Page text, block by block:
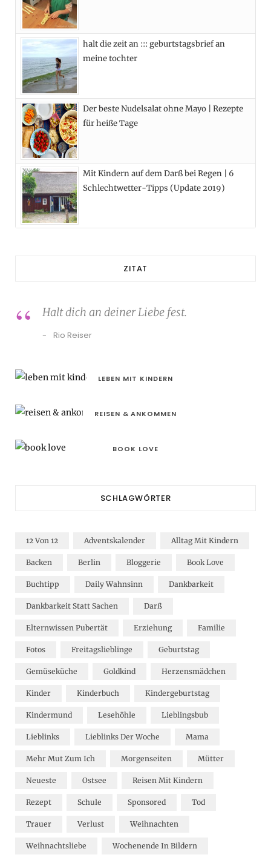
halt die zeit an ::: geburtstagsbrief an
meine tochter
Der beste Nudelsalat ohne Mayo | Rezepte
für heiße Tage
Mit Kindern auf dem Darß bei Regen | 6
Schlechtwetter-Tipps (Update 2019)
ZITAT
Halt dich an deiner Liebe fest.
Rio Reiser
LEBEN MIT KINDERN
REISEN & ANKOMMEN
BOOK LOVE
SCHLAGWÖRTER
12 Von 12 Adventskalender Alltag Mit Kindern
Backen Berlin Bloggerie Book Love
Buchtipp Daily Wahnsinn Dankbarkeit
Dankbarkeit Statt Sachen Darß
Elternwissen Pubertät Erziehung Familie
Fotos Freitagslieblinge Geburtstag
Gemüseküche Goldkind Herzensmädchen
Kinder Kinderbuch Kindergeburtstag
Kindermund Lesehöhle Lieblingsbub
Lieblinks Lieblinks Der Woche Mama
Mehr Mut Zum Ich Morgenseiten Mütter
Neueste Ostsee Reisen Mit Kindern
Rezept Schule Sponsored Tod
Trauer Verlust Weihnachten
Weihnachtsliebe Wochenende In Bildern